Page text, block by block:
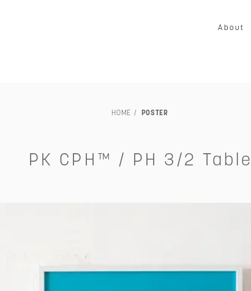
About
STILLEBEN & MOEBE その他 未額装
HOME POSTER
PK CPH™ / PH 3/2 Table